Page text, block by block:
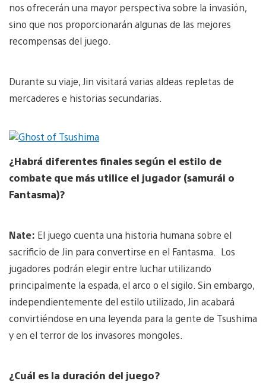
nos ofrecerán una mayor perspectiva sobre la invasión,
sino que nos proporcionarán algunas de las mejores
recompensas del juego.
Durante su viaje, Jin visitará varias aldeas repletas de
mercaderes e historias secundarias.
¿Habrá diferentes finales según el estilo de
combate que más utilice el jugador (samurái o
Fantasma)?
Nate: El juego cuenta una historia humana sobre el
sacrificio de Jin para convertirse en el Fantasma. Los
jugadores podrán elegir entre luchar utilizando
principalmente la espada, el arco o el sigilo. Sin embargo,
independientemente del estilo utilizado, Jin acabará
convirtiéndose en una leyenda para la gente de Tsushima
y en el terror de los invasores mongoles.
¿Cuál es la duración del juego?